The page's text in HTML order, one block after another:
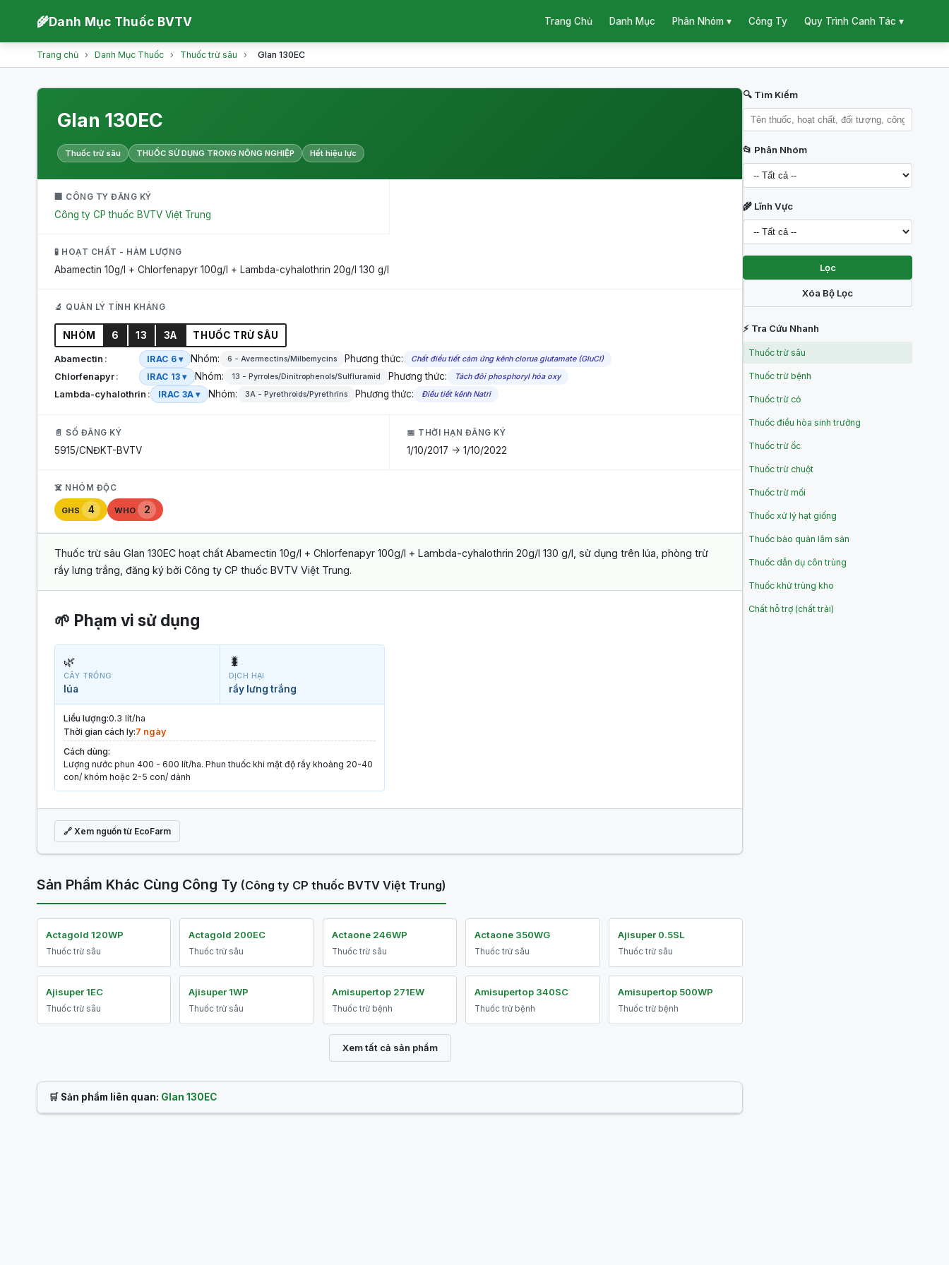
🌾Danh Mục Thuốc BVTV Trang Chủ Danh Mục Phân Nhóm ▾ Công Ty Quy Trình Canh Tác ▾
Trang chủ › Danh Mục Thuốc › Thuốc trừ sâu › Glan 130EC
Glan 130EC
Thuốc trừ sâu THUỐC SỬ DỤNG TRONG NÔNG NGHIỆP Hết hiệu lực
🏢 CÔNG TY ĐĂNG KÝ
Công ty CP thuốc BVTV Việt Trung
🧪 HOẠT CHẤT - HÀM LƯỢNG
Abamectin 10g/l + Chlorfenapyr 100g/l + Lambda-cyhalothrin 20g/l 130 g/l
🔬 QUẢN LÝ TÍNH KHÁNG
NHÓM 6 13 3A THUỐC TRỪ SÂU
Abamectin IRAC 6 ▾ Nhóm: 6 - Avermectins/Milbemycins Phương thức: Chất điều tiết cảm ứng kênh clorua glutamate (GluCl)
Chlorfenapyr IRAC 13 ▾ Nhóm: 13 - Pyrroles/Dinitrophenols/Sulfluramid Phương thức: Tách đôi phosphoryl hóa oxy
Lambda-cyhalothrin IRAC 3A ▾ Nhóm: 3A - Pyrethroids/Pyrethrins Phương thức: Điều tiết kênh Natri
📄 SỐ ĐĂNG KÝ
5915/CNĐKT-BVTV
📅 THỜI HẠN ĐĂNG KÝ
1/10/2017 -> 1/10/2022
☠️ NHÓM ĐỘC
GHS 4 WHO 2
Thuốc trừ sâu Glan 130EC hoạt chất Abamectin 10g/l + Chlorfenapyr 100g/l + Lambda-cyhalothrin 20g/l 130 g/l, sử dụng trên lúa, phòng trừ
rầy lưng trắng, đăng ký bởi Công ty CP thuốc BVTV Việt Trung.
🌱 Phạm vi sử dụng
🌿
CÂY TRỒNG
lúa
🐛
DỊCH HẠI
rầy lưng trắng
Liều lượng:0.3 lít/ha
Thời gian cách ly:7 ngày
Cách dùng:
Lượng nước phun 400 - 600 lít/ha. Phun thuốc khi mật độ rầy khoảng 20-40
con/ khóm hoặc 2-5 con/ dảnh
🔗 Xem nguồn từ EcoFarm
Sản Phẩm Khác Cùng Công Ty (Công ty CP thuốc BVTV Việt Trung)
Actagold 120WP
Thuốc trừ sâu
Actagold 200EC
Thuốc trừ sâu
Actaone 246WP
Thuốc trừ sâu
Actaone 350WG
Thuốc trừ sâu
Ajisuper 0.5SL
Thuốc trừ sâu
Ajisuper 1EC
Thuốc trừ sâu
Ajisuper 1WP
Thuốc trừ sâu
Amisupertop 271EW
Thuốc trừ bệnh
Amisupertop 340SC
Thuốc trừ bệnh
Amisupertop 500WP
Thuốc trừ bệnh
Xem tất cả sản phẩm
🛒 Sản phẩm liên quan: Glan 130EC
🔍 Tìm Kiếm
📂 Phân Nhóm
🌾 Lĩnh Vực
Lọc
Xóa Bộ Lọc
⚡ Tra Cứu Nhanh
Thuốc trừ sâu
Thuốc trừ bệnh
Thuốc trừ cỏ
Thuốc điều hòa sinh trưởng
Thuốc trừ ốc
Thuốc trừ chuột
Thuốc trừ mối
Thuốc xử lý hạt giống
Thuốc bảo quản lâm sản
Thuốc dẫn dụ côn trùng
Thuốc khử trùng kho
Chất hỗ trợ (chất trải)